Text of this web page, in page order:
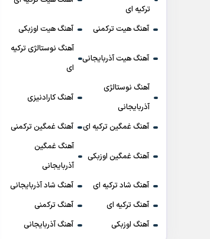
ترکیه ای
آهنگ هیت ترکمنی آهنگ هیت اوزبکی
آهنگ هیت آذربایجانی
آهنگ نوستالژی ترکیه
ای
آهنگ نوستالژی
آذربایجانی
آهنگ کارادنیزی
آهنگ غمگین ترکیه ای آهنگ غمگین ترکمنی
آهنگ غمگین اوزبکی
آهنگ غمگین
آذربایجانی
آهنگ شاد ترکیه ای
آهنگ شاد آذربایجانی
آهنگ ترکیه ای
آهنگ ترکمنی
آهنگ اوزبکی
آهنگ آذربایجانی